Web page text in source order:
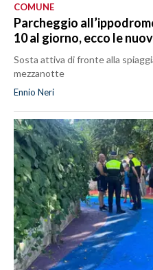
COMUNE
Parcheggio
10 al giorno, ecco le
Sosta attiva di fronte alla
mezzanotte
Ennio Neri